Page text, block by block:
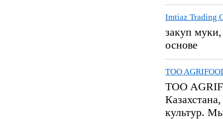
Imtiaz Trading
закуп
основе
TOO
TOO
культур.